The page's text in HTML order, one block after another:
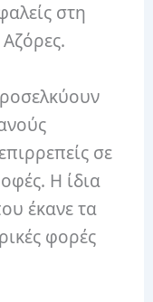
στη
σε
Η ίδια
έκανε τα
φορές